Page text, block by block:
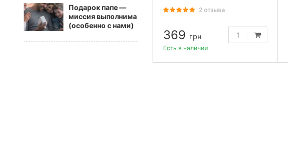
2 отзыва
369 грн
Есть в наличии
Подарок папе —
миссия выполнима
(особенно с нами)